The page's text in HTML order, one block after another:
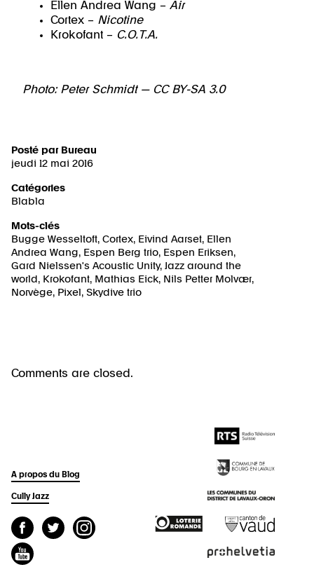
Ellen Andrea Wang – Air
Cortex – Nicotine
Krokofant – C.O.T.A.
Photo: Peter Schmidt — CC BY-SA 3.0
Posté par Bureau
jeudi 12 mai 2016
Catégories
Blabla
Mots-clés
Bugge Wesseltoft, Cortex, Eivind Aarset, Ellen
Andrea Wang, Espen Berg trio, Espen Eriksen,
Gard Nielssen's Acoustic Unity, Jazz around the
world , Krokofant, Mathias Eick, Nils Petter Molvær,
Norvège, Pixel , Skydive trio
Comments are closed.
A propos du Blog
Cully Jazz